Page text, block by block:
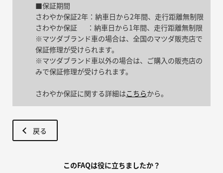
■保証期間
さわやか保証2年：納車日から2年間、走行距離無制限
さわやか保証 ：納車日から1年間、走行距離無制限
※マツダブランド車の場合は、全国のマツダ販売店で
保証修理が受けられます。
※マツダブランド車以外の場合は、ご購入の販売店の
みで保証修理が受けられます。
さわやか保証に関する詳細はこちらから。
戻る
このFAQは役に立ちましたか？